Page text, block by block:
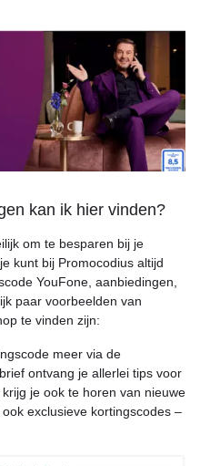
kan ik hier vinden?
om te besparen bij je
kunt bij Promocodius altijd
YouFone, aanbiedingen,
paar voorbeelden van
te vinden zijn:
meer via de
ontvang je allerlei tips voor
je ook te horen van nieuwe
exclusieve kortingscodes –